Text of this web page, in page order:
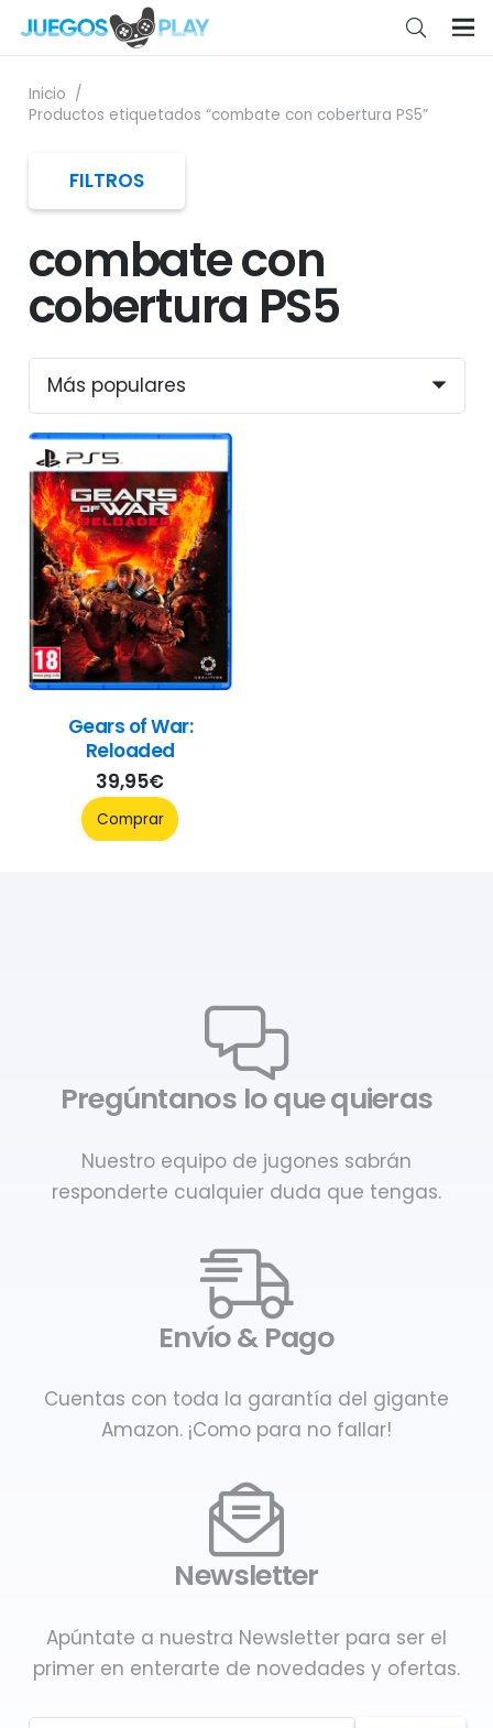
Inicio /
Productos etiquetados “combate con cobertura PS5”
combate con
cobertura PS5
Gears of War:
Reloaded
39,95€
Comprar
FILTROS
Pregúntanos lo que quieras
Nuestro equipo de jugones sabrán
responderte cualquier duda que tengas.
Envío & Pago
Cuentas con toda la garantía del gigante
Amazon. ¡Como para no fallar!
Newsletter
Apúntate a nuestra Newsletter para ser el
primer en enterarte de novedades y ofertas.